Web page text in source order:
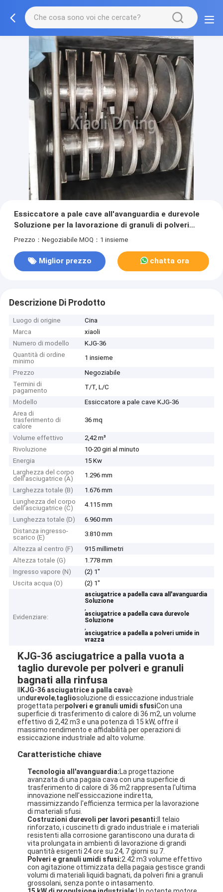
Essiccatore a pale cave all'avanguardia e durevole
Soluzione per la lavorazione di granuli di polveri
umide sfuse
Prezzo：Negoziabile MOQ：1 insieme
Miglior prezzo chatta ora
Descrizione Di Prodotto
Luogo di origine
Cina
Marca
xiaoli
Numero di modello
KJG-36
Quantità di ordine
minimo
1 insieme
Prezzo
Negoziabile
Termini di
pagamento
T/T, L/C
Modello
Essiccatore a pale cave KJG-36
Area di
trasferimento di
calore
36 mq
Volume effettivo
2,42 m³
Rivoluzione
10-20 giri al minuto
Energia
15 Kw
Larghezza del corpo
dell'asciugatrice (A)
1.296 mm
Larghezza totale (B)
1.676 mm
Lunghezza del corpo
dell'asciugatrice (C)
4.115 mm
Lunghezza totale (D)
6.960 mm
Distanza ingresso-
scarico (E)
3.810 mm
Altezza al centro (F)
915 millimetri
Altezza totale (G)
1.778 mm
Ingresso vapore (N)
(2) 1"
Uscita acqua (O)
(2) 1"
Evidenziare:
asciugatrice a padella cava all'avanguardia
Soluzione
,
asciugatrice a padella cava durevole
Soluzione
,
asciugatrice a padella a polveri umide in
vrazza
KJG-36 asciugatrice a palla vuota a
taglio durevole per polveri e granuli
bagnati alla rinfusa
KJG-36 asciugatrice a palla cavaè
undurevole,tagliosoluzione di essiccazione industriale
progettata perpolveri e granuli umidi sfusiCon una
superficie di trasferimento di calore di 36 m2, un volume
effettivo di 2,42 m3 e una potenza di 15 kW, offre il
massimo rendimento e affidabilità per operazioni di
essiccazione industriale ad alto volume.
Caratteristiche chiave
Tecnologia all'avanguardia:La progettazione
avanzata di una pagaia cava con una superficie di
trasferimento di calore di 36 m2 rappresenta l'ultima
innovazione nell'essiccazione indiretta,
massimizzando l'efficienza termica per la lavorazione
di materiali sfusi.
Costruzioni durevoli per lavori pesanti: Il telaio
rinforzato, i cuscinetti di grado industriale e i materiali
resistenti alla corrosione garantiscono una durata di
vita prolungata in ambienti di lavorazione di grandi
quantità esigenti 24 ore su 24, 7 giorni su 7.
Polveri e granuli umidi sfusi:2.42 m3 volume effettivo
con agitazione ottimizzata della pagaia gestisce grandi
volumi di materiali liquidi bagnati, da polveri fini a granuli
grossolani, senza ponte o intasamento.